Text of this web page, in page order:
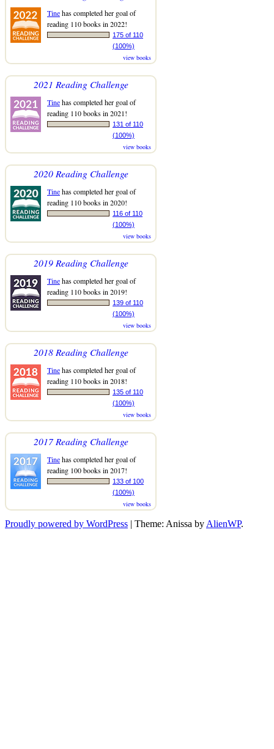
Tinehas completed her goal of
reading 110 books in 2022!
175 of 110
(100%)
view books
2021 Reading Challenge
Tinehas completed her goal of
reading 110 books in 2021!
131 of 110
(100%)
view books
2020 Reading Challenge
Tinehas completed her goal of
reading 110 books in 2020!
116 of 110
(100%)
view books
2019 Reading Challenge
Tinehas completed her goal of
reading 110 books in 2019!
139 of 110
(100%)
view books
2018 Reading Challenge
Tinehas completed her goal of
reading 110 books in 2018!
135 of 110
(100%)
view books
2017 Reading Challenge
Tinehas completed her goal of
reading 100 books in 2017!
133 of 100
(100%)
view books
Proudly powered by WordPress | Theme: Anissa by AlienWP.